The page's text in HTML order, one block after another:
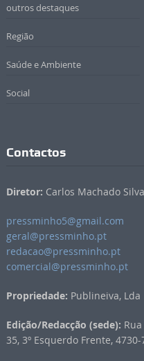
outros destaques
Região
Saúde e Ambiente
Social
Contactos
Diretor: Carlos Machado
pressminho5@gmail.com
geral@pressminho.pt
redacao@pressminho.pt
comercial@pressminho.pt
Propriedade: Publineiva, Lda
Edição/Redacção (sede):
35, 3º Esquerdo Frente,